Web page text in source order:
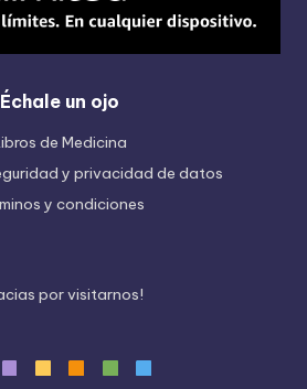
Échale un ojo
de Medicina
y privacidad de datos
y condiciones
cias porvisitarnos!